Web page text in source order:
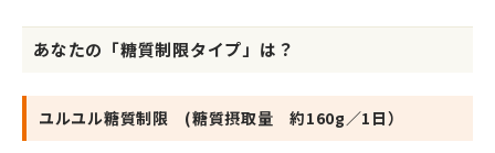
あなたの「糖質制限タイプ」は？
ユルユル糖質制限 (糖質摂取量 約160g／1日）